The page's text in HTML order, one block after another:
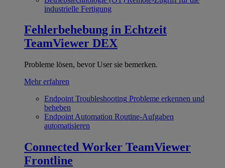
industrielle Fertigung
Fehlerbehebung in Echtzeit
TeamViewer DEX
Probleme lösen, bevor User sie bemerken.
Mehr erfahren
Endpoint Troubleshooting Probleme erkennen und
beheben
Endpoint Automation Routine-Aufgaben
automatisieren
Connected Worker TeamViewer
Frontline